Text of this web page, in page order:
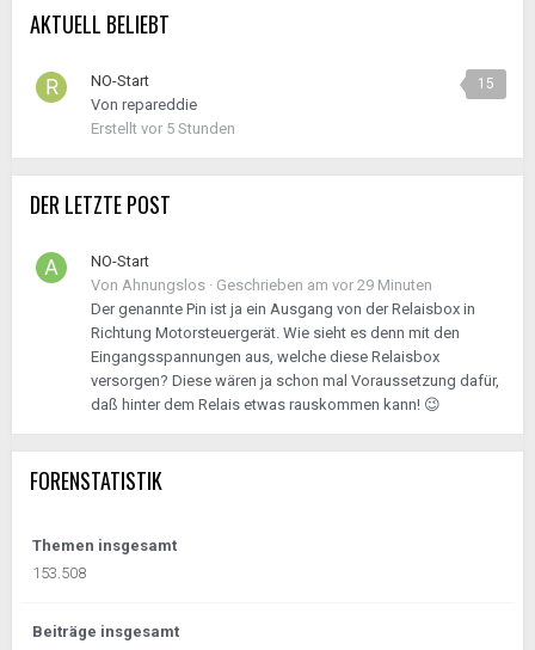
AKTUELL BELIEBT
15
NO-Start
Von repareddie
Erstellt vor 5 Stunden
DER LETZTE POST
NO-Start
Von Ahnungslos · Geschrieben am vor 29 Minuten
Der genannte Pin ist ja ein Ausgang von der Relaisbox in
Richtung Motorsteuergerät. Wie sieht es denn mit den
Eingangsspannungen aus, welche diese Relaisbox
versorgen? Diese wären ja schon mal Voraussetzung dafür,
daß hinter dem Relais etwas rauskommen kann! 😉
FORENSTATISTIK
Themen insgesamt
153.508
Beiträge insgesamt